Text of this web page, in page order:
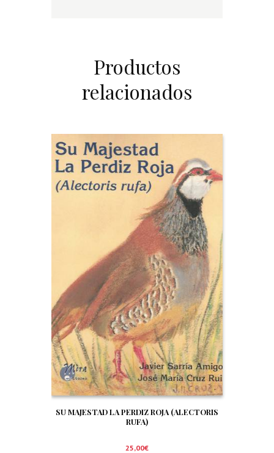
Productos
relacionados
SU MAJESTAD LA PERDIZ ROJA (ALECTORIS
RUFA)
25,00€